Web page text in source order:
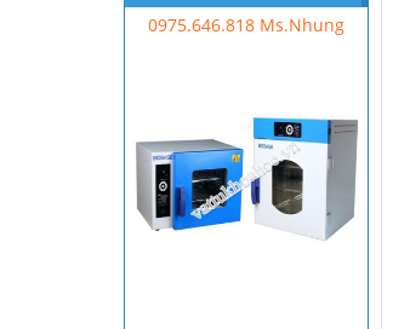
0975.646.818 Ms.Nhung